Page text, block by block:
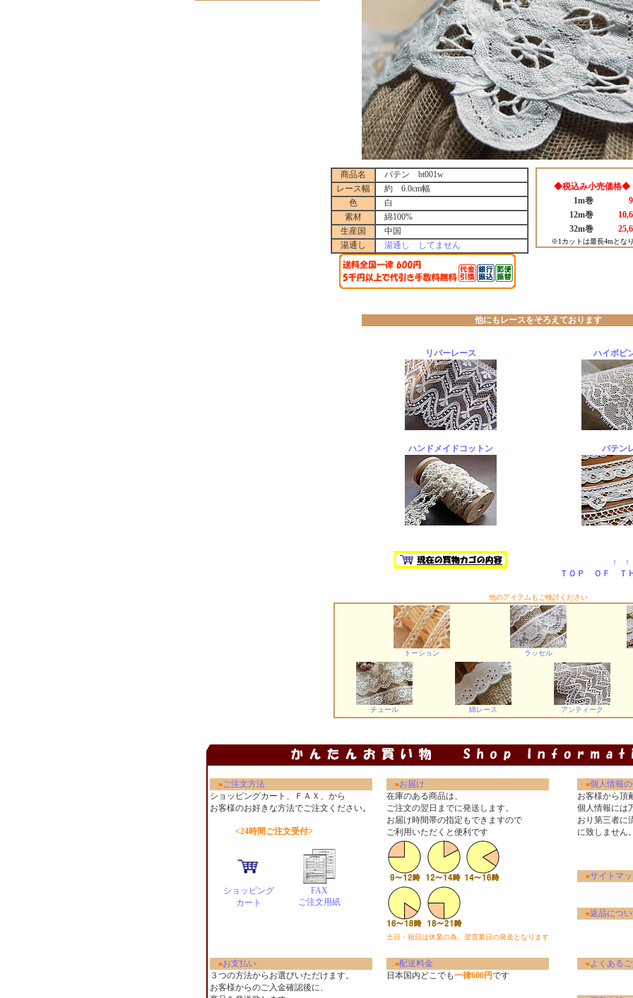
商品名
バテン bt001w
レース幅
約 6.0cm幅
色
白
素材
綿100%
生産国
中国
湯通し
湯通し してません
◆税込み小売価格◆
1m巻
12m巻
32m巻
※1カットは最長4mとな
他にもレースをそろえております
リバーレース ハイボビ
ハンドメイドコットン バテン
↑ ↑
ＴＯＰ ＯＦ Ｔ
他のアイテムもご検討ください
トーション ラッセル
チュール 綿レース アンティーク
■ご注文方法 ■お届け ■個人情報
ショッピングカート、ＦＡＸ、から
お客様のお好きな方法でご注文ください。
<24時間ご注文受付>
ショッピング
カート
FAX
ご注文用紙
在庫のある商品は、
ご注文の翌日までに発送します。
お届け時間帯の指定もできますので
ご利用いただくと便利です
土日・祝日は休業の為、翌営業日の発送となります
お客様から頂
個人情報には
おり第三者に
に致しません
■サイトマ
■返品につ
■お支払い
３つの方法からお選びいただけます。
お客様からのご入金確認後に、
■配送料金
日本国内どこでも一律600円です
■よくある